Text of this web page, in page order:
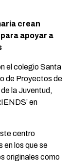
crean
apoyar a
el colegio Santa
de Proyectos de
la Juventud,
en
centro
en los que se
originales como